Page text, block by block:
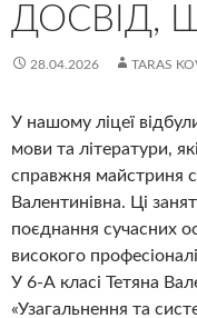
ДОСВІД,
28.04.2026 TARAS
У нашому ліцеї
мови та літератури,
справжня майстриня
Валентинівна. Ці
поєднання сучасних
високого
У 6-А класі Тетяна
«Узагальнення та